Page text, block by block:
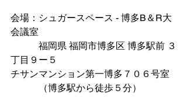
会場：シュガースペース - 博多B＆R大
会議室
福岡県 福岡市博多区 博多駅前 ３
丁目９ー５
チサンマンション第一博多７０６号室
（博多駅から徒歩５分）